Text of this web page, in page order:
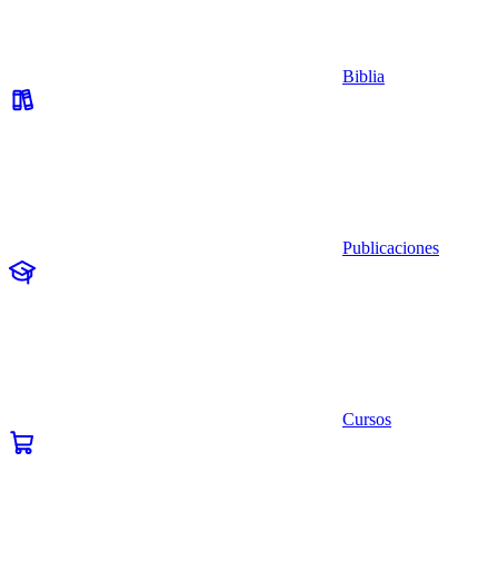
Biblia
Publicaciones
Cursos